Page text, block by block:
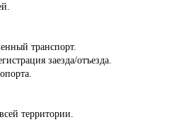
транспорт.
заезда/отъезда.
территории.